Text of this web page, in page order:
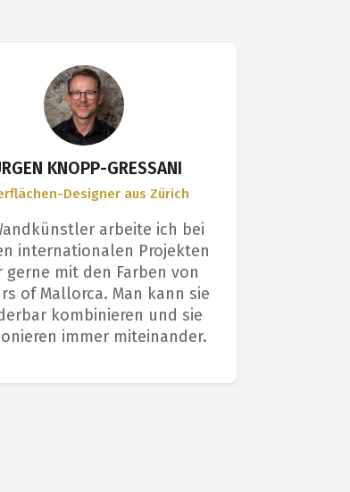
KNOPP-GRESSANI
Designer aus Zürich
arbeite ich bei
internationalen Projekten
gerne mit den Farben von
of Mallorca. Man kann sie
kombinieren und sie
immer miteinander.